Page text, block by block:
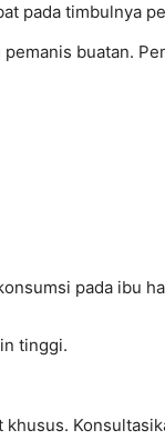
pada timbulnya
buatan.
pada ibu
tinggi.